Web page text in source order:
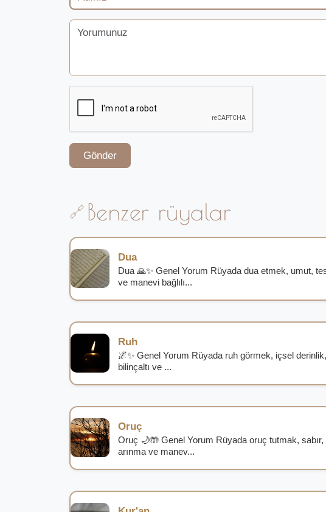
Gönder
Benzer rüyalar
Dua
Dua 🙏✨ Genel Yorum Rüyada dua etmek, umut,
ve manevi bağlılı...
Ruh
🌌✨ Genel Yorum Rüyada ruh görmek, içsel
bilinçaltı ve ...
Oruç
Oruç 🌙🤲 Genel Yorum Rüyada oruç tutmak,
arınma ve manev...